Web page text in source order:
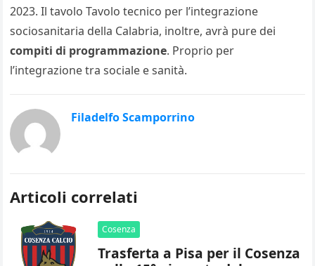
2023. Il tavolo Tavolo tecnico per l’integrazione
sociosanitaria della Calabria, inoltre, avrà pure dei
compiti di programmazione. Proprio per
l’integrazione tra sociale e sanità.
Filadelfo Scamporrino
Articoli correlati
Cosenza
Trasferta a Pisa per il Cosenza